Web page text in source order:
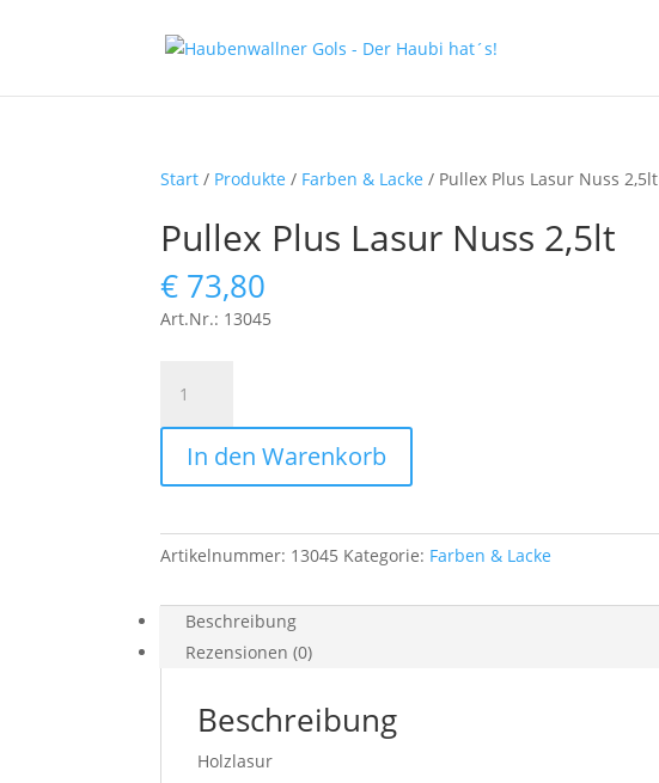
Start / Produkte / Farben & Lacke / Pullex Plus Lasur Nuss 2,5lt
Pullex Plus Lasur Nuss 2,5lt
€ 73,80
Art.Nr.: 13045
Plus
Lasur
Nuss
2,5lt
In den Warenkorb
Artikelnummer: 13045 Kategorie: Farben & Lacke
Beschreibung
Rezensionen (0)
Beschreibung
Holzlasur